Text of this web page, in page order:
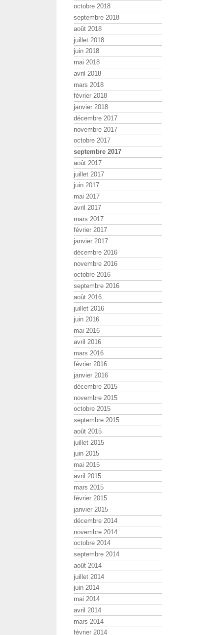
octobre 2018
septembre 2018
août 2018
juillet 2018
juin 2018
mai 2018
avril 2018
mars 2018
février 2018
janvier 2018
décembre 2017
novembre 2017
octobre 2017
septembre 2017
août 2017
juillet 2017
juin 2017
mai 2017
avril 2017
mars 2017
février 2017
janvier 2017
décembre 2016
novembre 2016
octobre 2016
septembre 2016
août 2016
juillet 2016
juin 2016
mai 2016
avril 2016
mars 2016
février 2016
janvier 2016
décembre 2015
novembre 2015
octobre 2015
septembre 2015
août 2015
juillet 2015
juin 2015
mai 2015
avril 2015
mars 2015
février 2015
janvier 2015
décembre 2014
novembre 2014
octobre 2014
septembre 2014
août 2014
juillet 2014
juin 2014
mai 2014
avril 2014
mars 2014
février 2014